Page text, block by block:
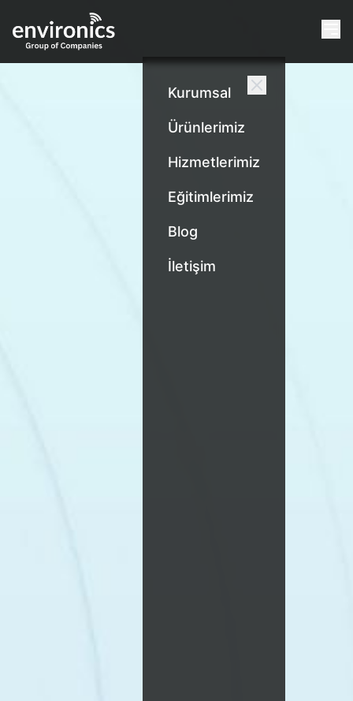
Kurumsal
Ürünlerimiz
Hizmetlerimiz
Eğitimlerimiz
Blog
İletişim